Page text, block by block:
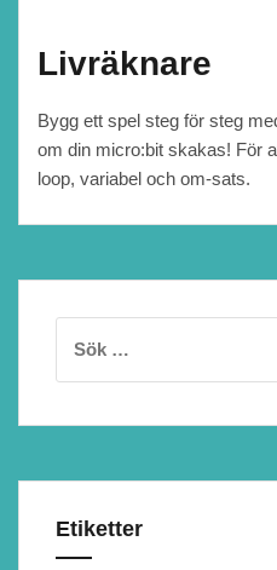
Livräknare
Bygg ett spel steg för steg
om din micro:bit skakas! För
loop, variabel och om-sats.
efter:
Etiketter